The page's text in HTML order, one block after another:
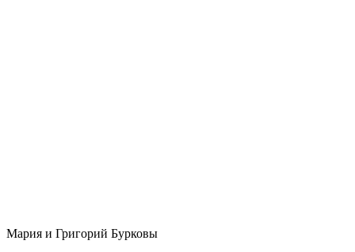
Мария и Григорий Бурковы